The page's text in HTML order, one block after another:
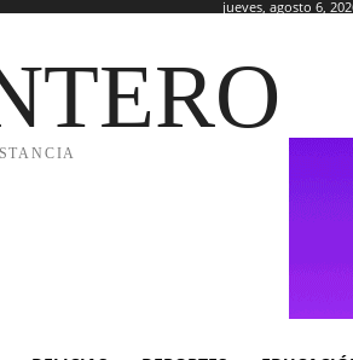
jueves, agosto 6,